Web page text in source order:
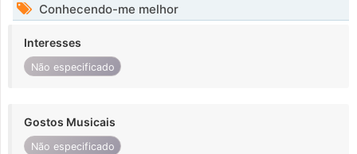
Conhecendo-me melhor
Interesses
Não especificado
Gostos Musicais
Não especificado